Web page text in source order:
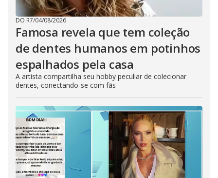
DO R7/04/08/2026
Famosa revela que tem coleção
de dentes humanos em potinhos
espalhados pela casa
A artista compartilha seu hobby peculiar de colecionar
dentes, conectando-se com fãs